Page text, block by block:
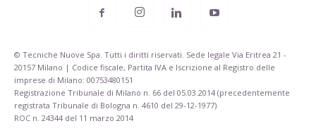
© Tecniche Nuove Spa. Tutti i diritti riservati. Sede legale Via Eritrea 21 -
20157 Milano | Codice fiscale, Partita IVA e Iscrizione al Registro delle
imprese di Milano: 00753480151
Registrazione Tribunale di Milano n. 66 del 05.03.2014 (precedentemente
registrata Tribunale di Bologna n. 4610 del 29-12-1977)
ROC n. 24344 del 11 marzo 2014